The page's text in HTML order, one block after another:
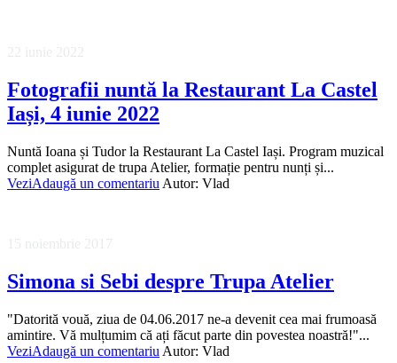
Fotografii nuntă la Restaurant La Castel
Iași, 4 iunie 2022
Nuntă Ioana și Tudor la Restaurant La Castel Iași. Program muzical
complet asigurat de trupa Atelier, formație pentru nunți și...
VeziAdaugă un comentariu Autor: Vlad
Simona si Sebi despre Trupa Atelier
"Datorită vouă, ziua de 04.06.2017 ne-a devenit cea mai frumoasă
amintire. Vă mulțumim că ați făcut parte din povestea noastră!"...
VeziAdaugă un comentariu Autor: Vlad